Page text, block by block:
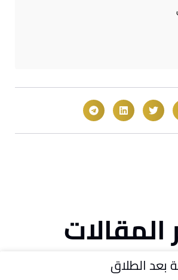
المقالات
بعد الطلاق